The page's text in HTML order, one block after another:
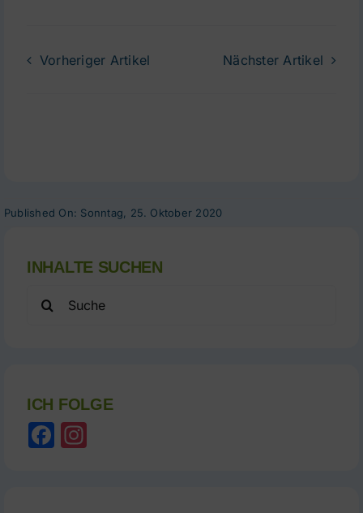
Vorheriger Artikel Nächster Artikel
Published On: Sonntag, 25. Oktober 2020
INHALTE SUCHEN
ICH FOLGE
Facebook